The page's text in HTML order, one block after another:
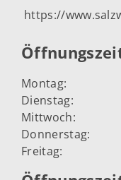
https://
Montag:
Dienstag:
Mittwoch:
Donnerstag:
Freitag: